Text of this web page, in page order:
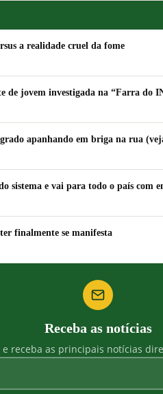
a realidade cruel da fome
de jovem investigada na “Farra do
apanhando em briga na rua
sistema e vai para todo o país com
finalmente se manifesta
Receba as notícias
receba as principais notícias